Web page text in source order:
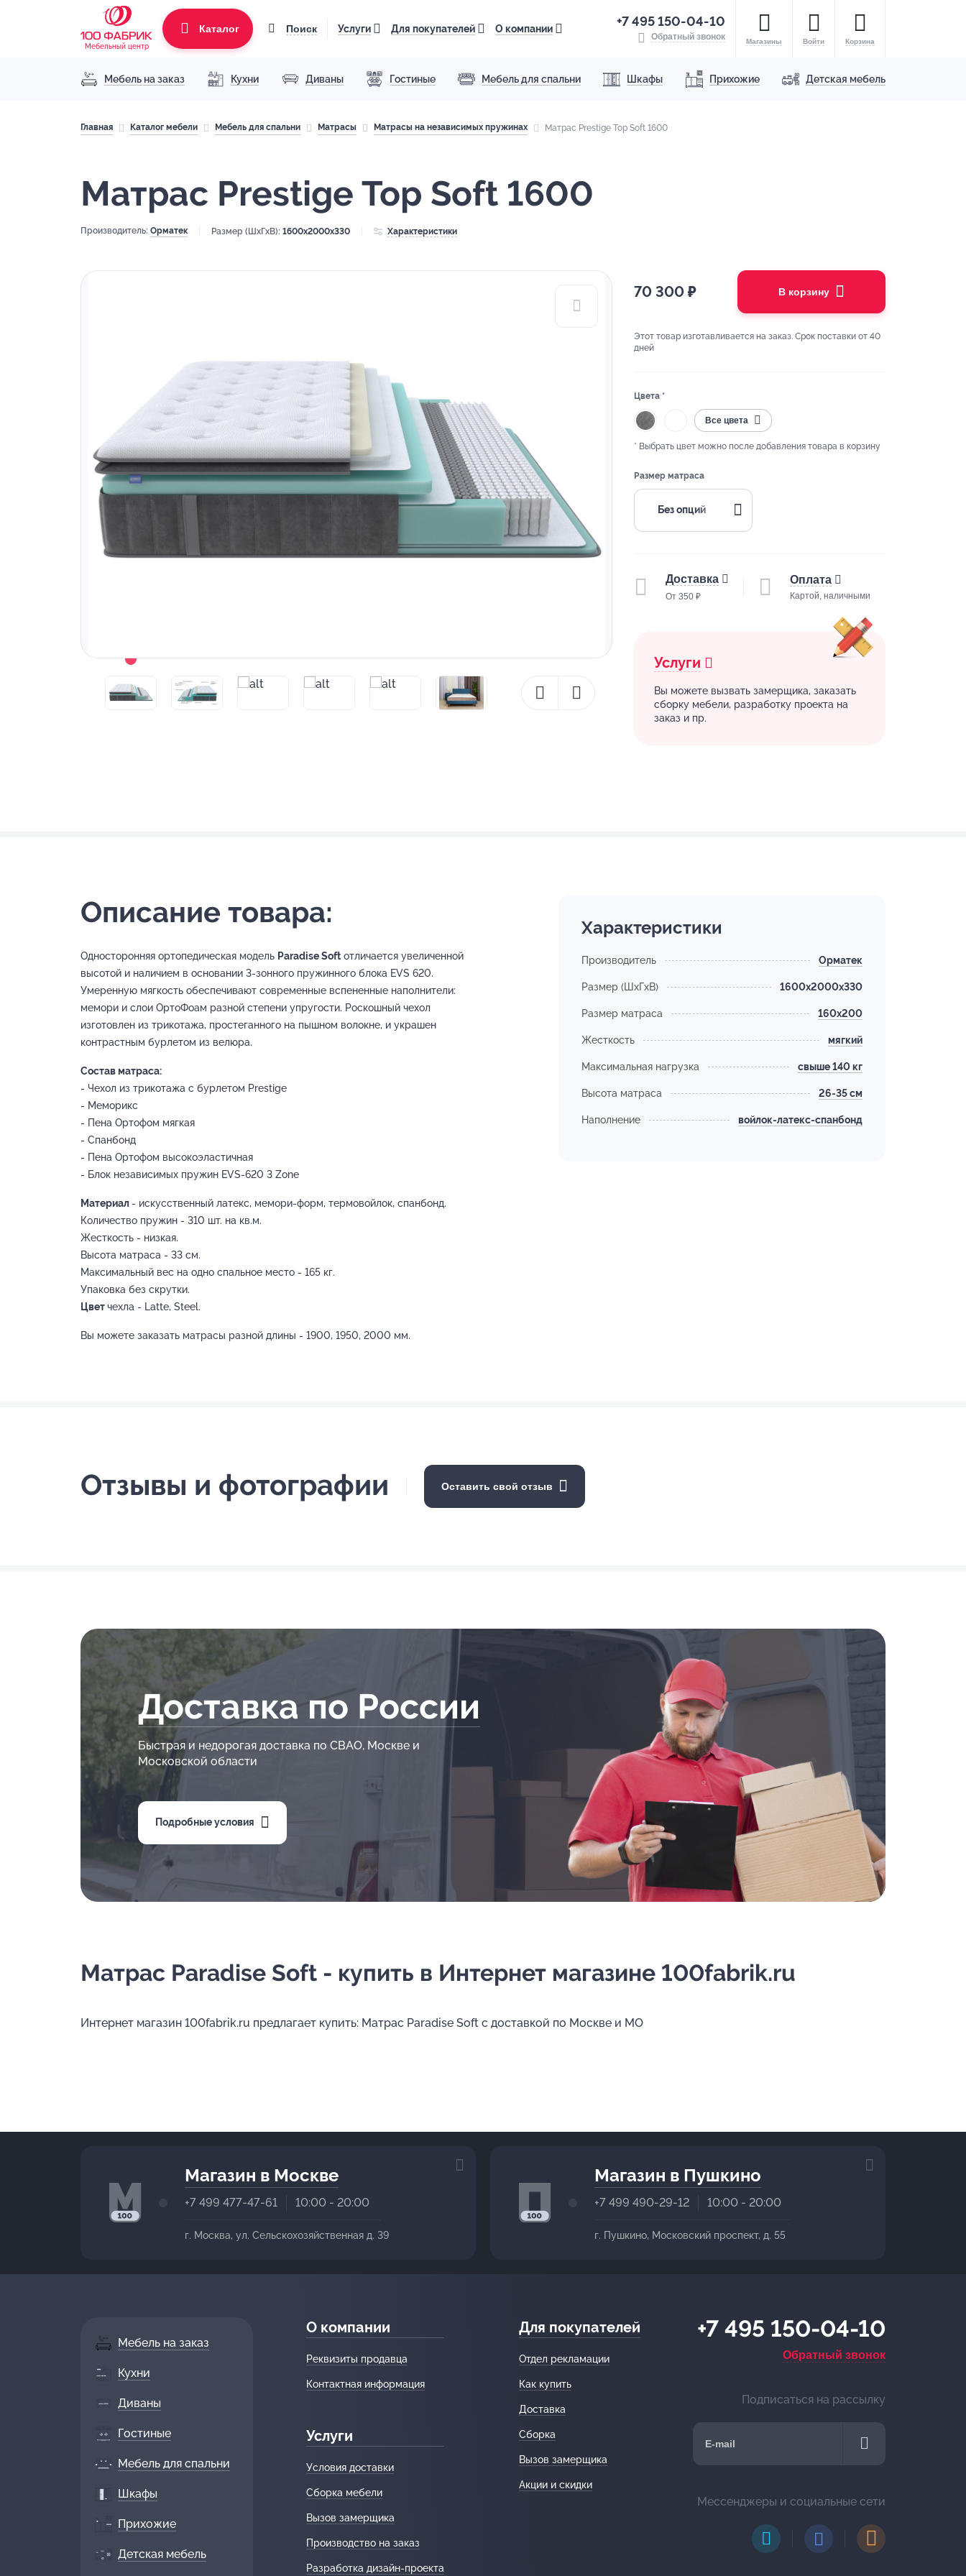
Мебельный центр
Каталог Поиск Услуги Для покупателей О компании +7 495 150-04-10
Обратный звонок Магазины Войти Корзина
Мебель на заказ Кухни Диваны Гостиные Мебель для спальни Шкафы Прихожие Детская мебель
Главная Каталог мебели Мебель для спальни Матрасы Матрасы на независимых пружинах Матрас Prestige Top Soft 1600
Матрас Prestige Top Soft 1600
Производитель: Орматек Размер (ШхГхВ): 1600x2000x330 Характеристики
70 300 ₽ В корзину
Этот товар изготавливается на заказ. Срок поставки от 40
дней
Цвета *
Все цвета
* Выбрать цвет можно после добавления товара в корзину
Размер матраса
Без опций
Доставка
От 350 ₽
Оплата
Картой, наличными
Услуги
Вы можете вызвать замерщика, заказать
сборку мебели, разработку проекта на
заказ и пр.
Описание товара:
Односторонняя ортопедическая модель Paradise Soft отличается увеличенной
высотой и наличием в основании 3-зонного пружинного блока EVS 620.
Умеренную мягкость обеспечивают современные вспененные наполнители:
мемори и слои ОртоФоам разной степени упругости. Роскошный чехол
изготовлен из трикотажа, простеганного на пышном волокне, и украшен
контрастным бурлетом из велюра.
Состав матраса:
- Чехол из трикотажа с бурлетом Prestige
- Меморикс
- Пена Ортофом мягкая
- Спанбонд
- Пена Ортофом высокоэластичная
- Блок независимых пружин EVS-620 3 Zone
Материал - искусственный латекс, мемори-форм, термовойлок, спанбонд.
Количество пружин - 310 шт. на кв.м.
Жесткость - низкая.
Высота матраса - 33 см.
Максимальный вес на одно спальное место - 165 кг.
Упаковка без скрутки.
Цветчехла - Latte, Steel.
Вы можете заказать матрасы разной длины - 1900, 1950, 2000 мм.
Характеристики
Производитель Орматек
Размер (ШхГхВ) 1600x2000x330
Размер матраса 160х200
Жесткость мягкий
Максимальная нагрузка свыше 140 кг
Высота матраса 26-35 см
Наполнение войлок-латекс-спанбонд
Отзывы и фотографии Оставить свой отзыв
Доставка по России
Быстрая и недорогая доставка по СВАО, Москве и
Московской области
Подробные условия
Матрас Paradise Soft - купить в Интернет магазине 100fabrik.ru
Интернет магазин 100fabrik.ru предлагает купить: Матрас Paradise Soft с доставкой по Москве и МО
Магазин в Москве
+7 499 477-47-61 10:00 - 20:00
г. Москва, ул. Сельскохозяйственная д. 39
Магазин в Пушкино
+7 499 490-29-12 10:00 - 20:00
г. Пушкино, Московский проспект, д. 55
Мебель на заказ
Кухни
Диваны
Гостиные
Мебель для спальни
Шкафы
Прихожие
Детская мебель
О компании
Реквизиты продавца
Контактная информация
Услуги
Условия доставки
Сборка мебели
Вызов замерщика
Производство на заказ
Разработка дизайн-проекта
Для покупателей
Отдел рекламации
Как купить
Доставка
Сборка
Вызов замерщика
Акции и скидки
+7 495 150-04-10
Обратный звонок
Подписаться на рассылку
Мессенджеры и социальные сети